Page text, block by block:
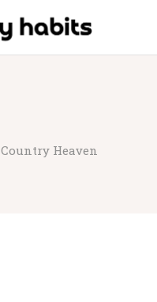
Country Heaven